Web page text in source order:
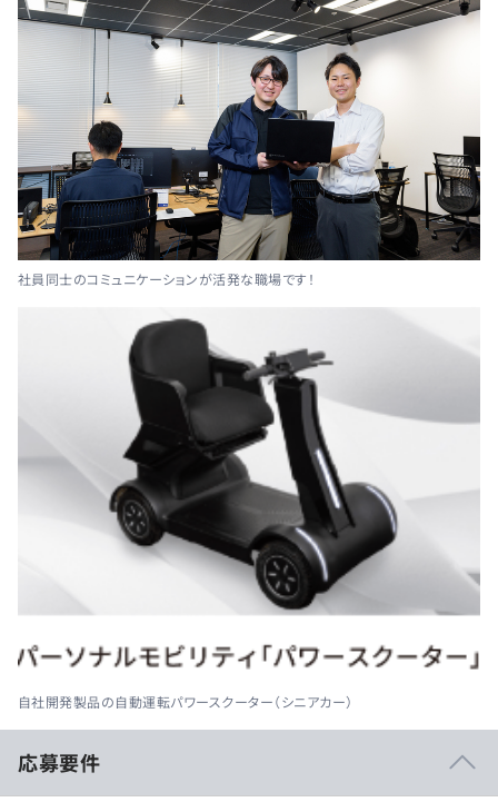
社員同士のコミュニケーションが活発な職場です！
自社開発製品の自動運転パワースクーター（シニアカー）
応募要件